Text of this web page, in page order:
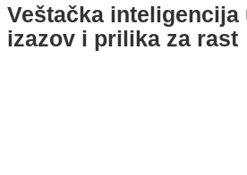
Veštačka inteligencija
izazov i prilika za rast